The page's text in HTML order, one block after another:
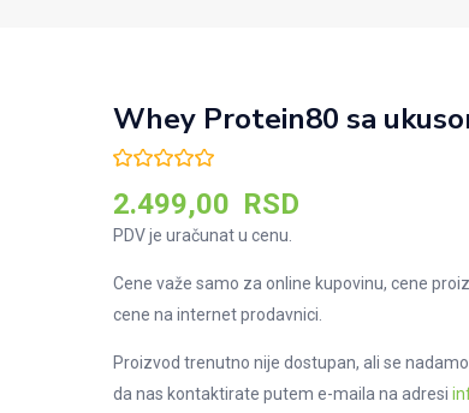
Whey Protein80 sa
2.499,00 RSD
PDV je uračunat u cenu.
Cene važe samo za online kupovinu, cene
cene na internet prodavnici.
Proizvod trenutno nije dostupan, ali se
da nas kontaktirate putem e-maila na adresi